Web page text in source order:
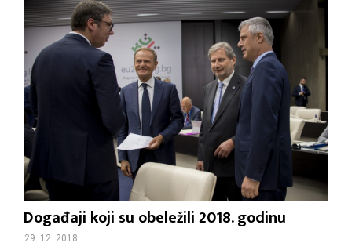
Događaji koji su obeležili 2018. godinu
29. 12. 2018.